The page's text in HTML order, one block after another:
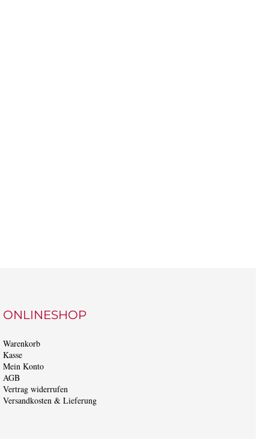
ONLINESHOP
Warenkorb
Kasse
Mein Konto
AGB
Vertrag widerrufen
Versandkosten & Lieferung